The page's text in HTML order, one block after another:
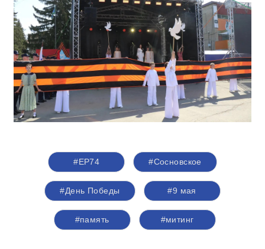
#ЕР74 #Сосновское
#День Победы #9 мая
#память #митинг